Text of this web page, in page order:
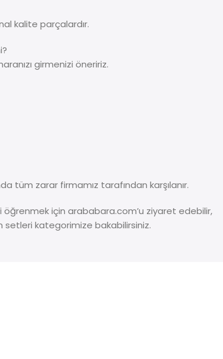
kalite parçalardır.
girmenizi öneririz.
tüm zarar firmamız tarafından karşılanır.
öğrenmek için arababara.com’u ziyaret edebilir,
setleri kategorimize bakabilirsiniz.